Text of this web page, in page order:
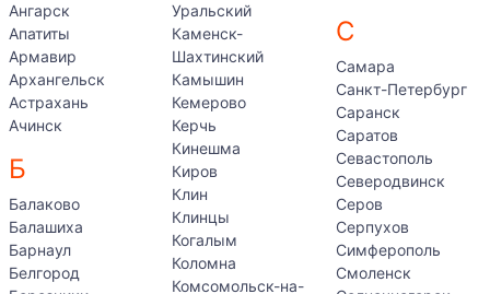
Ангарск
Апатиты
Армавир
Архангельск
Астрахань
Ачинск
Б
Балаково
Балашиха
Барнаул
Белгород
Уральский
Каменск-
Шахтинский
Камышин
Кемерово
Керчь
Кинешма
Киров
Клин
Клинцы
Когалым
Коломна
Комсомольск-на-
С
Самара
Санкт-Петербург
Саранск
Саратов
Севастополь
Северодвинск
Серов
Серпухов
Симферополь
Смоленск